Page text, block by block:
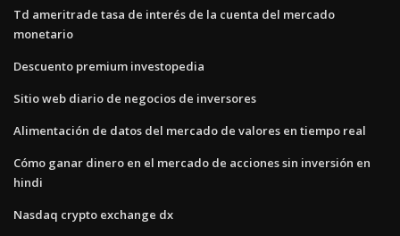
Td ameritrade tasa de interés de la cuenta del mercado
monetario
Descuento premium investopedia
Sitio web diario de negocios de inversores
Alimentación de datos del mercado de valores en tiempo real
Cómo ganar dinero en el mercado de acciones sin inversión en
hindi
Nasdaq crypto exchange dx